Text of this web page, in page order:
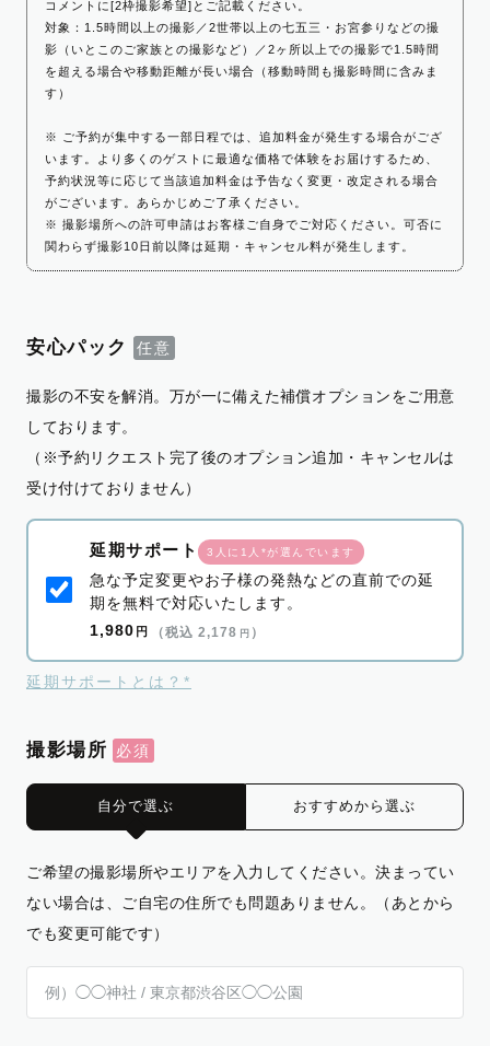
コメントに[2枠撮影希望]とご記載ください。
対象：1.5時間以上の撮影／2世帯以上の七五三・お宮参りなどの撮
影（いとこのご家族との撮影など）／2ヶ所以上での撮影で1.5時間
を超える場合や移動距離が長い場合（移動時間も撮影時間に含みま
す）
※ ご予約が集中する一部日程では、追加料金が発生する場合がござ
います。より多くのゲストに最適な価格で体験をお届けするため、
予約状況等に応じて当該追加料金は予告なく変更・改定される場合
がございます。あらかじめご了承ください。
※ 撮影場所への許可申請はお客様ご自身でご対応ください。可否に
関わらず撮影10日前以降は延期・キャンセル料が発生します。
安心パック
撮影の不安を解消。万が一に備えた補償オプションをご用意
しております。
（※予約リクエスト完了後のオプション追加・キャンセルは
受け付けておりません）
延期サポート 3人に1人*が選んでいます
急な予定変更やお子様の発熱などの直前での延
期を無料で対応いたします。
1,980 円 （税込 2,178 円 ）
延期サポートとは？*
撮影場所
自分で選ぶ おすすめから選ぶ
ご希望の撮影場所やエリアを入力してください。決まってい
ない場合は、ご自宅の住所でも問題ありません。（あとから
でも変更可能です）